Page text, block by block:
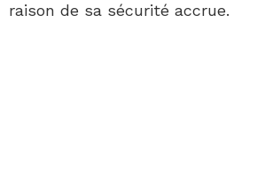
raison de sa sécurité accrue.